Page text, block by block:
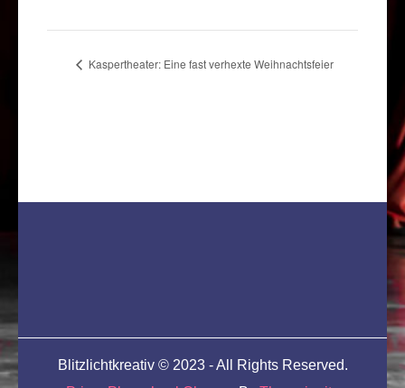
Kaspertheater: Eine fast verhexte Weihnachtsfeier
Blitzlichtkreativ © 2023 - All Rights Reserved.